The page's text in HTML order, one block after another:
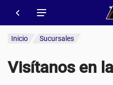
Inicio Sucursales
Visítanos en